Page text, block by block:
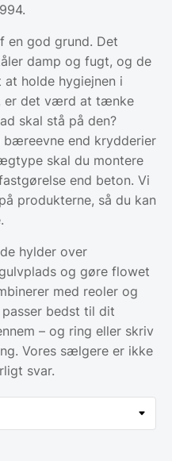
en god grund. Det
damp og fugt, og de
holde hygiejnen i
er det værd at tænke
skal stå på den?
end krydderier
skal du montere
end beton. Vi
produkterne, så du kan
hylder over
og gøre flowet
med reoler og
bedst til dit
– og ring eller skriv
Vores sælgere er ikke
svar.